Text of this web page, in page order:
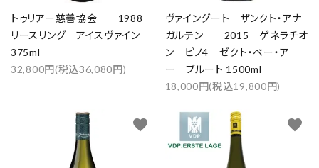
トゥリアー慈善協会 1988
リースリング アイスヴァイン
375ml
32,800円(税込36,080円)
ヴァイングート ザンクト・アナ
ガルテン 2015 ゲネラチオ
ン ピノ4 ゼクト・ベー・ア
ー ブルート 1500ml
18,000円(税込19,800円)
favorite favorite